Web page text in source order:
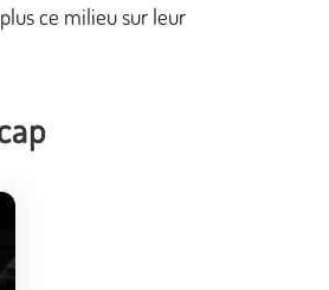
ce milieu sur leur